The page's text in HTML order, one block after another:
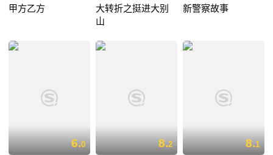
甲方乙方
大转折之挺进大别
山
新警察故事
6.0 8.2 8.1